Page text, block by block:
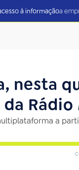
à informaçãoa
nesta
Rádio
a